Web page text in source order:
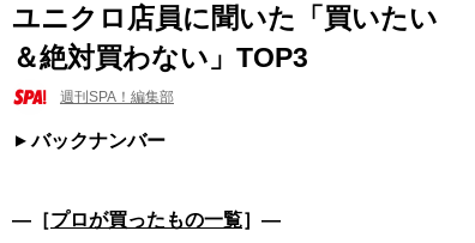
ユニクロ店員に聞いた「買いたい
＆絶対買わない」TOP3
週刊SPA！編集部
バックナンバー
―［プロが買ったもの一覧］―